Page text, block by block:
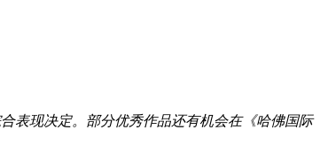
表现决定。部分优秀作品还有机会在《哈佛国际